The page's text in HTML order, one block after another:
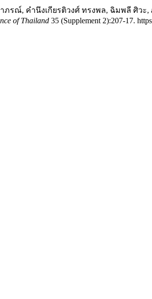
คำนึงเกียรติวงศ์ ทรงพล, ฉิมพลี ศิวะ,
of Thailand 35 (Supplement 2):207-17.